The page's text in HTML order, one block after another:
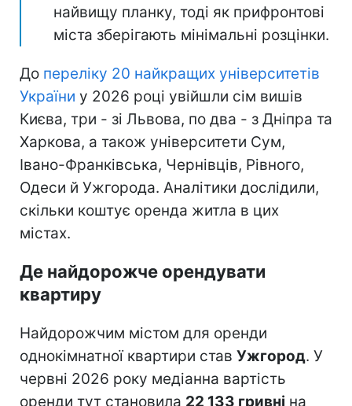
найвищу планку, тоді як прифронтові
міста зберігають мінімальні розцінки.
До переліку 20 найкращих університетів
України у 2026 році увійшли сім вишів
Києва, три - зі Львова, по два - з Дніпра та
Харкова, а також університети Сум,
Івано-Франківська, Чернівців, Рівного,
Одеси й Ужгорода. Аналітики дослідили,
скільки коштує оренда житла в цих
містах.
Де найдорожче орендувати
квартиру
Найдорожчим містом для оренди
однокімнатної квартири став Ужгород. У
червні 2026 року медіанна вартість
оренди тут становила 22 133 гривні на